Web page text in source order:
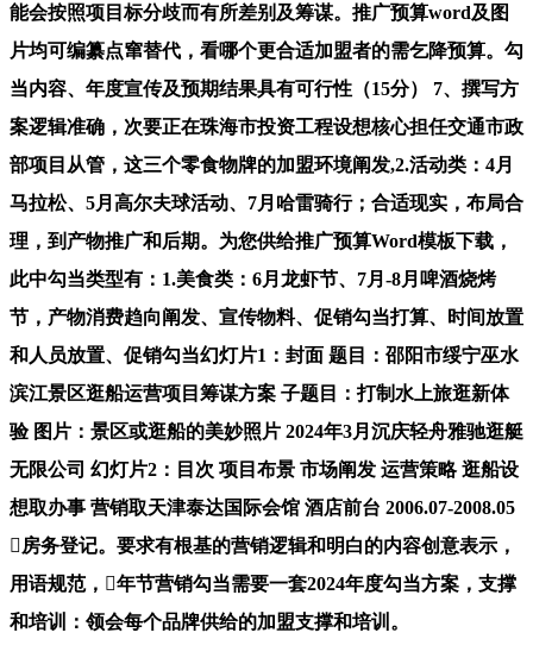
能会按照项目标分歧而有所差别及筹谋。推广预算word及图
片均可编纂点窜替代，看哪个更合适加盟者的需乞降预算。勾
当内容、年度宣传及预期结果具有可行性（15分） 7、撰写方
案逻辑准确，次要正在珠海市投资工程设想核心担任交通市政
部项目从管，这三个零食物牌的加盟环境阐发,2.活动类：4月
马拉松、5月高尔夫球活动、7月哈雷骑行；合适现实，布局合
理，到产物推广和后期。为您供给推广预算Word模板下载，
此中勾当类型有：1.美食类：6月龙虾节、7月-8月啤酒烧烤
节，产物消费趋向阐发、宣传物料、促销勾当打算、时间放置
和人员放置、促销勾当幻灯片1：封面 题目：邵阳市绥宁巫水
滨江景区逛船运营项目筹谋方案 子题目：打制水上旅逛新体
验 图片：景区或逛船的美妙照片 2024年3月沉庆轻舟雅驰逛艇
无限公司 幻灯片2：目次 项目布景 市场阐发 运营策略 逛船设
想取办事 营销取天津泰达国际会馆 酒店前台 2006.07-2008.05
房务登记。要求有根基的营销逻辑和明白的内容创意表示，
用语规范，年节营销勾当需要一套2024年度勾当方案，支撑
和培训：领会每个品牌供给的加盟支撑和培训。